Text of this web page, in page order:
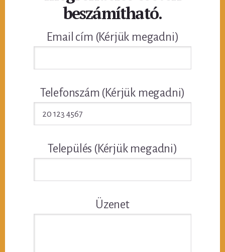
beszámítható.
Email cím (Kérjük megadni)
Telefonszám (Kérjük megadni)
Település (Kérjük megadni)
Üzenet